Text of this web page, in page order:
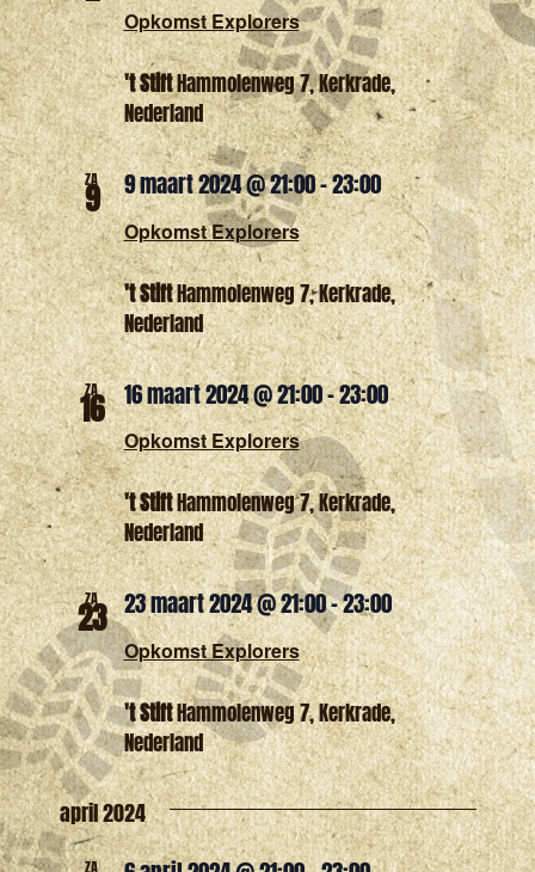
Opkomst Explorers
't StiftHammolenweg 7, Kerkrade,
Nederland
ZA
9
Opkomst Explorers
9 maart 2024 @ 21:00-23:00
't StiftHammolenweg 7, Kerkrade,
Nederland
ZA
16
Opkomst Explorers
16 maart 2024 @ 21:00-23:00
't StiftHammolenweg 7, Kerkrade,
Nederland
ZA
23
Opkomst Explorers
23 maart 2024 @ 21:00-23:00
't StiftHammolenweg 7, Kerkrade,
Nederland
april 2024
ZA